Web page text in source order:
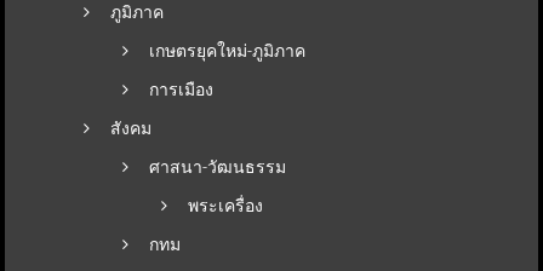
ภูมิภาค
เกษตรยุคใหม่-ภูมิภาค
การเมือง
สังคม
ศาสนา-วัฒนธรรม
พระเครื่อง
กทม